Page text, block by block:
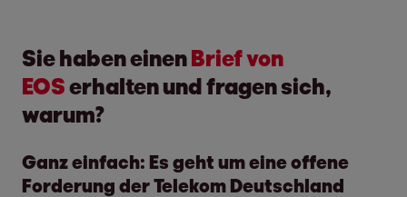
Sie haben einenBrief von
EOSerhalten und fragen sich,
warum?
Ganz einfach: Es geht um eine offene
Forderung der Telekom Deutschland